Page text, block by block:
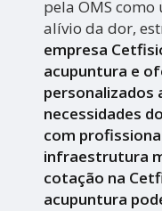
pela OMS
alívio da dor,
empresa
acupuntura e
personalizados
necessidades
com
infraestrutura
cotação na
acupuntura